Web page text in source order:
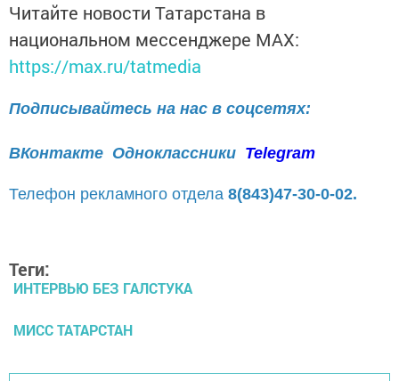
Читайте новости Татарстана в
национальном мессенджере MАХ:
https://max.ru/tatmedia
Подписывайтесь на нас в соцсетях:
ВКонтакте Одноклассники Telegram
Телефон рекламного отдела 8(843)47-30-0-02.
Теги:
ИНТЕРВЬЮ БЕЗ ГАЛСТУКА
МИСС ТАТАРСТАН